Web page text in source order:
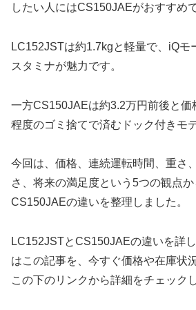
したい人にはCS150JAEがおすすめで
LC152JSTは約1.7kgと軽量で、iQモ
スタミナが魅力です。
一方CS150JAEは約3.2万円前後と価
程度のゴミ捨てで済むドック付きモ
今回は、価格、連続運転時間、重さ
さ、将来の満足度という5つの観点
CS150JAEの違いを整理しました。
LC152JSTとCS150JAEの違いを詳
はこの記事を、今すぐ価格や在庫状
この下のリンクから詳細をチェック